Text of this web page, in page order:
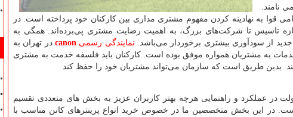
نامند.
قوا به نهادینه کردن مفهوم مشتری مداری بین کارکنان خود پرداخته است. در
تاسیس تا شرکت‌های بزرگ، به اهمیت رضایت مشتری پی‌برده‌اند. همگی به
از سودآوری بیشتری برخوردار می‌باشد. نمایندگی رسمی canon در تهران به
خدمات به مشتریان همواره موفق بوده است. کارکنان باید فلسفه خدمت به مشتری
بدین طریق است که سازمان می‌تواند مشتریان خود را حفظ کند
در عملکرد و راهنمایی هرچه بهتر کاربران عزیز به بخش های متعددی تقسیم
در این بخش متخصصین ما در خصوص خرید انواع پرینترهای کانن مناسب با